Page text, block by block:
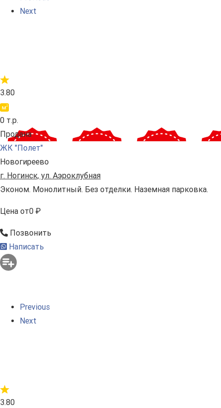
Next
3.80
0 т.р.
Продана
ЖК "Полет"
Новогиреево
г. Ногинск, ул. Аэроклубная
Эконом. Монолитный. Без отделки. Наземная парковка.
Цена от0 ₽
Позвонить
Написать
Previous
Next
3.80